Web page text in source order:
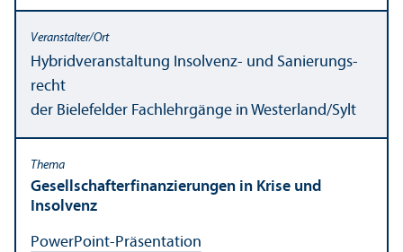
Hybrid­veranstaltung Insolvenz- und Sanierungs­
recht
der Bielefelder Fach­lehr­gänge in Westerland/Sylt
Gesellschaft­erfinanzierungen in Krise und
Insolvenz
PowerPoint-Präsentation